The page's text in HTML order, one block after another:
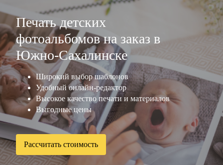
Печать детских
фотоальбомов на заказ в
Южно-Сахалинске
Широкий выбор шаблонов
Удобный онлайн-редактор
Высокое качество печати и материалов
Выгодные цены
Рассчитать стоимость